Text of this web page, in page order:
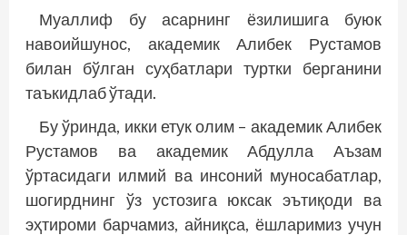
Муаллиф бу асарнинг ёзилишига буюк
навоийшунос, академик Алибек Рустамов
билан бўлган суҳбатлари туртки берганини
таъкидлаб ўтади.
Бу ўринда, икки етук олим – академик Алибек
Рустамов ва академик Абдулла Аъзам
ўртасидаги илмий ва инсоний муносабатлар,
шогирднинг ўз устозига юксак эътиқоди ва
эҳтироми барчамиз, айниқса, ёшларимиз учун